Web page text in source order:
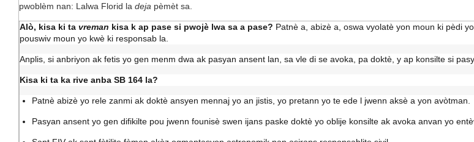
pwoblèm nan: Lalwa Florid la deja pèmèt sa.
Alò, kisa ki ta vreman kisa k ap pase si pwojè lwa sa a pase? Patnè a, abizè a, oswa vyolatè yon moun ki pèdi
pouswiv moun yo kwè ki responsab la.
Anplis, si anbriyon ak fetis yo gen menm dwa ak pasyan ansent lan, sa vle di se avoka, pa doktè, y ap konsilte si
Kisa ki ta ka rive anba SB 164 la?
Patnè abizè yo rele zanmi ak doktè ansyen mennaj yo an jistis, yo pretann yo te ede l jwenn aksè a yon avòtman.
Pasyan ansent yo gen difikilte pou jwenn founisè swen ijans paske doktè yo oblije konsilte ak avoka anvan yo